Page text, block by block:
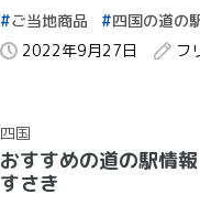
ご当地商品
四国の道の
2022年9月27日
フ
四国
おすすめの道の駅情
すさき